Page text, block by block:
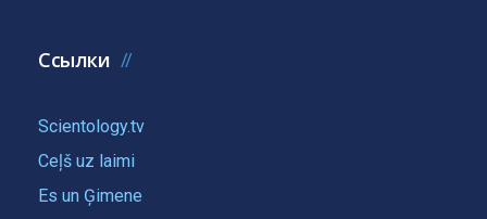
Ссылки
Scientology.tv
Ceļš uz laimi
Es un Ģimene